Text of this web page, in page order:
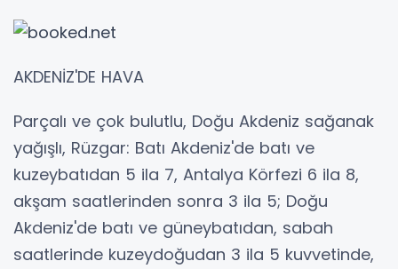
AKDENİZ'DE HAVA
Parçalı ve çok bulutlu, Doğu Akdeniz sağanak
yağışlı, Rüzgar: Batı Akdeniz'de batı ve
kuzeybatıdan 5 ila 7, Antalya Körfezi 6 ila 8,
akşam saatlerinden sonra 3 ila 5; Doğu
Akdeniz'de batı ve güneybatıdan, sabah
saatlerinde kuzeydoğudan 3 ila 5 kuvvetinde,